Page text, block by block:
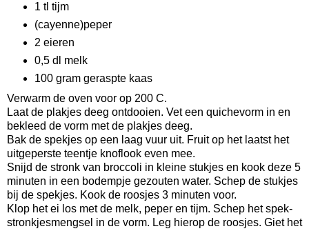
1 tl tijm
(cayenne)peper
2 eieren
0,5 dl melk
100 gram geraspte kaas
Verwarm de oven voor op 200 C.
Laat de plakjes deeg ontdooien. Vet een quichevorm in en
bekleed de vorm met de plakjes deeg.
Bak de spekjes op een laag vuur uit. Fruit op het laatst het
uitgeperste teentje knoflook even mee.
Snijd de stronk van broccoli in kleine stukjes en kook deze 5
minuten in een bodempje gezouten water. Schep de stukjes
bij de spekjes. Kook de roosjes 3 minuten voor.
Klop het ei los met de melk, peper en tijm. Schep het spek-
stronkjesmengsel in de vorm. Leg hierop de roosjes. Giet het